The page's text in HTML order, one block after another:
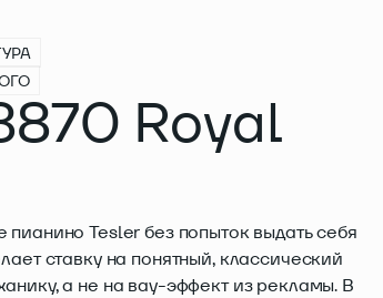
Royal
Tesler без попыток выдать себя
ставку на понятный, классический
а не на вау-эффект из рекламы. В